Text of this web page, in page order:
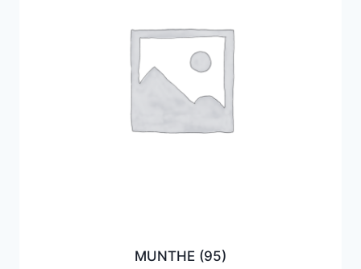
MUNTHE (95)